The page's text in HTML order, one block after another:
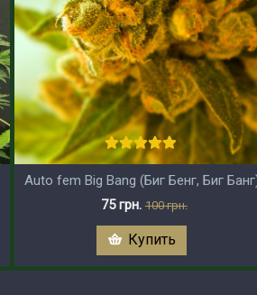
Auto fem Big Bang (Биг Бенг, Биг
75 грн. 100 грн.
Купить